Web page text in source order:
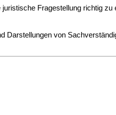
Fragestellung richtig
von